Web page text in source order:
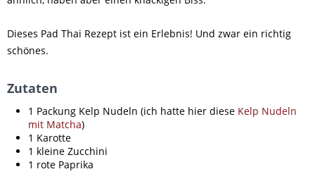
Dieses Pad Thai Rezept ist ein Erlebnis! Und zwar ein richtig
schönes.
Zutaten
1 Packung Kelp Nudeln (ich hatte hier diese Kelp Nudeln
mit Matcha)
1 Karotte
1 kleine Zucchini
1 rote Paprika